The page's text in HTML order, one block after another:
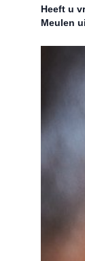
Heeft u
Meulen